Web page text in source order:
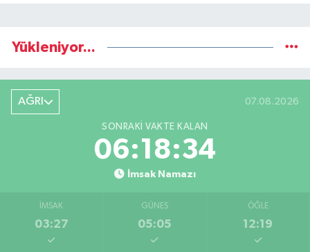
Yükleniyor...
AĞRI 07.08.2026
SONRAKI VAKTE KALAN
06:18:33
İmsak Namazı
İMSAK
03:27
GÜNEŞ
05:05
ÖĞLE
12:19